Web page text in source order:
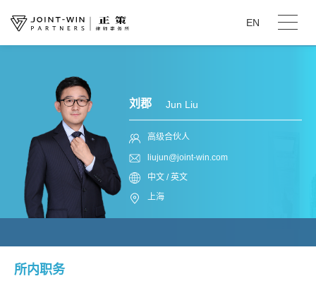
EN
刘郡 Jun Liu
高级合伙人
liujun@joint-win.com
中文 / 英文
上海
所内职务